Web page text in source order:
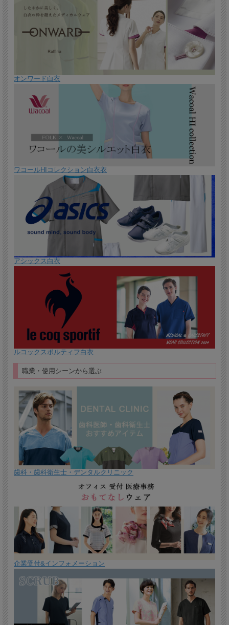
オンワード白衣
ワコールHIコレクション白衣衣
アシックス白衣
ルコックスポルティフ白衣
職業・使用シーンから選ぶ
歯科・歯科衛生士・デンタルクリニック
企業受付&インフォメーション